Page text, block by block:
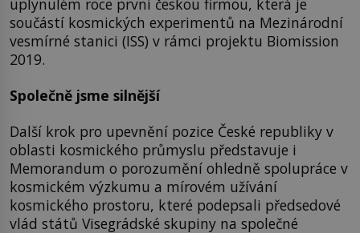
součástí kosmických experimentů na Mezinárodní
vesmírné stanici (ISS) v rámci projektu Biomission
2019.
Společně jsme silnější
Další krok pro upevnění pozice České republiky v
oblasti kosmického průmyslu představuje i
Memorandum o porozumění ohledně spolupráce v
kosmickém výzkumu a mírovém užívání
kosmického prostoru, které podepsali předsedové
vlád států Visegrádské skupiny na společné